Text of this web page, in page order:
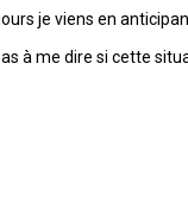
je viens en
à me dire si cette